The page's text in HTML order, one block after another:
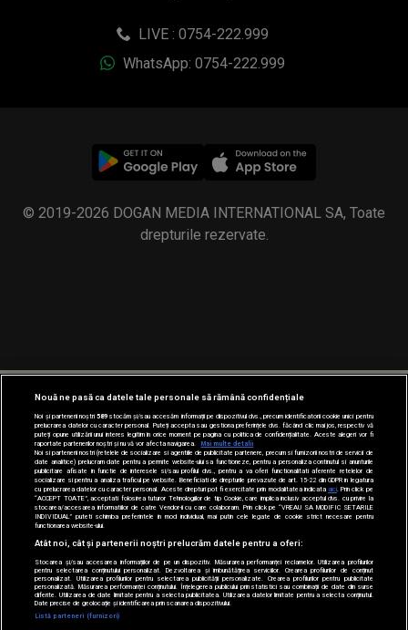
LIVE : 0754-222.999
WhatsApp: 0754-222.999
© 2019-2026 DOGAN MEDIA INTERNATIONAL SA, Toate
drepturile rezervate.
Nouă ne pasă ca datele tale personale să rămână confidențiale
Noi și partenerii noștri589stocăm și/sau accesăm informații pe dispozitivul dvs., precum identificatorii cookie unici pentru
prelucrarea datelor cu caracter personal. Puteți accepta sau gestiona preferințele dvs. făcând clic mai jos, respectiv vă
puteți opune utilizării unui interes legitim în orice moment pe pagina cu politica de confidențialitate. Aceste alegeri vor fi
raportate partenerilor noștri și nu vă vor afecta navigarea.
Mai multe detalii
Noi si partenerii nostri (retelele de socializare si agentiile de publicitate partenere, precum si furnizorii nostri de servicii de
date analitice) prelucram date pentru a permite website-ului sa functioneze, pentru a personaliza continutul si anunturile
publicitare afisate in functie de interesele si/sau profilul dvs., pentru a va oferi functionalitati aferente retelelor de
socializare si pentru a analiza traficul pe website. Beneficiati de drepturile prevazute de art. 15-22 din GDPR in legatura
cu prelucrarea datelor cu caracter personal. Aceste drepturi pot fi exercitate prin modalitatea indicataaici . Prin click pe
“ACCEPT TOATE”, acceptati folosirea tuturor Tehnologiilor de tip Cookie, care implica inclusiv acceptul dvs. cu privire la
stocarea/accesarea informatiilor de catre Vendor-ii cu care colaboram. Prin click pe “VREAU SA MODIFIC SETARILE
INDIVIDUAL” puteti schimba preferintele in mod individual, mai putin cele legate de cookie strict necesare pentru
functionarea website-ului.
Atât noi, cât și partenerii noștri prelucrăm datele pentru a oferi:
Stocarea și/sau accesarea informațiilor de pe un dispozitiv. Măsurarea performanței reclamelor. Utilizarea profilurilor
pentru selectarea conținutului personalizat. Dezvoltarea și îmbunătățirea serviciilor. Crearea profilurilor de conținut
personalizat. Utilizarea profilurilor pentru selectarea publicității personalizate. Crearea profilurilor pentru publicitate
personalizată. Măsurarea performanței conținutului. Înțelegerea publicului prin statistici sau combinații de date din surse
diferite. Utilizarea de date limitate pentru a selecta publicitatea. Utilizarea datelor limitate pentru a selecta conținutul.
Date precise de geolocație și identificarea prin scanarea dispozitivului.
Listă parteneri (furnizori)